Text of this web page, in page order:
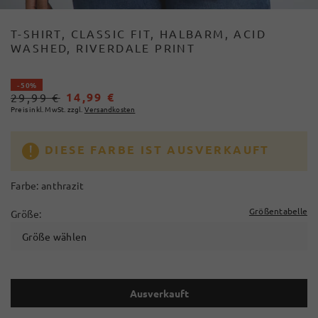
T-SHIRT, CLASSIC FIT, HALBARM, ACID
WASHED, RIVERDALE PRINT
- 50%
29,99 € 14,99 €
Preis inkl. MwSt. zzgl. Versandkosten
DIESE FARBE IST AUSVERKAUFT
Farbe: anthrazit
Größe: Größentabelle
Größe wählen
Ausverkauft